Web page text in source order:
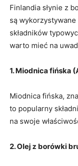
Finlandia słynie z
są
składników
warto mieć na
1. Miodnica fińska
Miodnica fińska,
to popularny
na ⁤swoje
2. Olej z borówki